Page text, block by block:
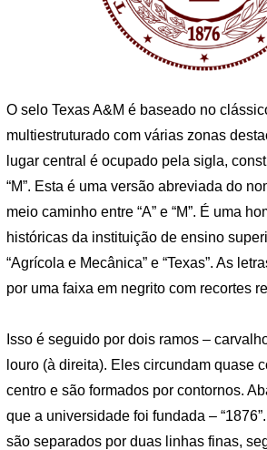
O selo Texas A&M é baseado no
multiestruturado com várias zonas
lugar central é ocupado pela sigla,
“M”. Esta é uma versão abreviada do
meio caminho entre “A” e “M”. É uma
históricas da instituição de ensino
“Agrícola e Mecânica” e “Texas”. As
por uma faixa em negrito com recortes
Isso é seguido por dois ramos –
louro (à direita). Eles circundam quase
centro e são formados por contornos.
que a universidade foi fundada –
são separados por duas linhas finas,